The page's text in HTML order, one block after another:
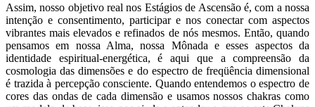
Assim, nosso objetivo real nos Estágios de Ascensão é, com a nossa
intenção e consentimento, participar e nos conectar com aspectos
vibrantes mais elevados e refinados de nós mesmos. Então, quando
pensamos em nossa Alma, nossa Mônada e esses aspectos da
identidade espiritual-energética, é aqui que a compreensão da
cosmologia das dimensões e do espectro de freqüência dimensional
é trazida à percepção consciente. Quando entendemos o espectro de
cores das ondas de cada dimensão e usamos nossos chakras como